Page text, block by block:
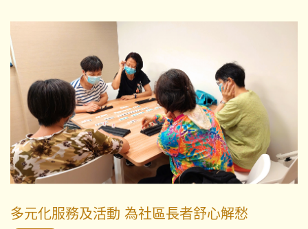
多元化服務及活動 為社區長者舒心解愁